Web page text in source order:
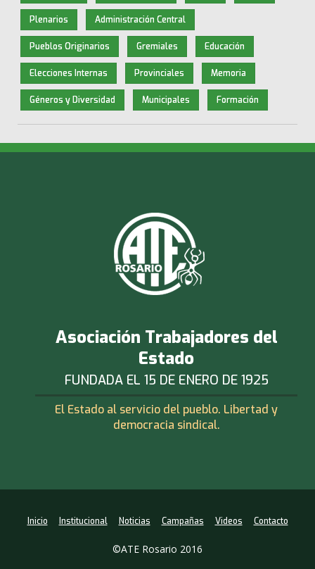
Plenarios Administración Central
Pueblos Originarios Gremiales Educación
Elecciones Internas Provinciales Memoria
Géneros y Diversidad Municipales Formación
Asociación Trabajadores del
Estado
FUNDADA EL 15 DE ENERO DE 1925
El Estado al servicio del pueblo. Libertad y
democracia sindical.
Inicio Institucional Noticias Campañas Videos Contacto
©ATE Rosario 2016